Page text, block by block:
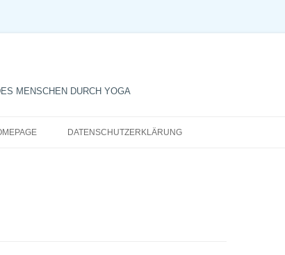
MENSCHEN DURCH YOGA
Inhalt
DATENSCHUTZERKLÄRUNG